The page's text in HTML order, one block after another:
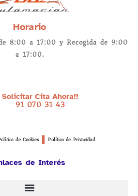
Horario
8:00 a 17:00 y Recogida de 9:00
a 17:00.
Solicitar Cita Ahora!!
91 070 31 43
de Cookies Política de Privacidad
de Interés